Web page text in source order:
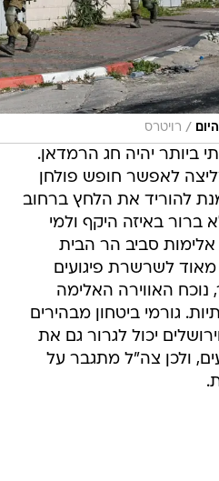
/ רויטרס
ביותר יהיה חג הרמדאן.
לאפשר חופש פולחן
להוריד את הלחץ ברחוב
באיזה היקף ולמי
סביב הר הבית
מאוד לשרשרת פיגועים
האווירה האלימה
גורמי ביטחון מבהירים
יכול לגרור גם את
ולכן צה"ל מתגבר על